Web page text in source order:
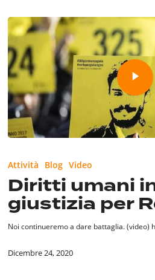
Attività Blog Video
Diritti umani
giustizia per
Noi continueremo a dare battaglia. (video)
Dicembre 24, 2020